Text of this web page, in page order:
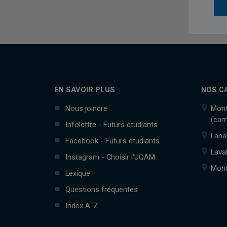
EN SAVOIR PLUS
Nous joindre
Infolettre - Futurs étudiants
Facebook - Futurs étudiants
Instagram - Choisir l'UQAM
Lexique
Questions fréquentes
Index A-Z
NOS
Laval